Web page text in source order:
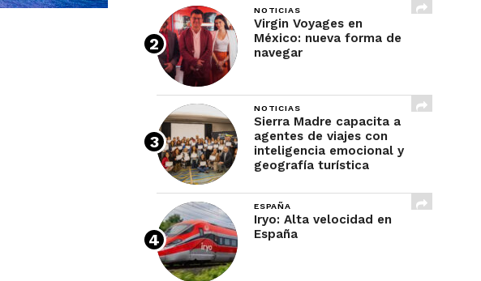
NOTICIAS
Virgin Voyages en
México: nueva forma de
navegar
NOTICIAS
Sierra Madre capacita a
agentes de viajes con
inteligencia emocional y
geografía turística
ESPAÑA
Iryo: Alta velocidad en
España